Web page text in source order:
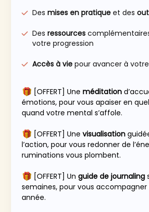
Desmises en pratique et des
Desressources
votre progression
Accès à vie pour avancer à
[OFFERT] Une méditation
émotions, pour vous apaiser en
quand votre mental s’affole.
[OFFERT] Une visualisation
l’action, pour vous redonner de
ruminations vous plombent.
[OFFERT] Un guide de journaling
semaines, pour vous
année.